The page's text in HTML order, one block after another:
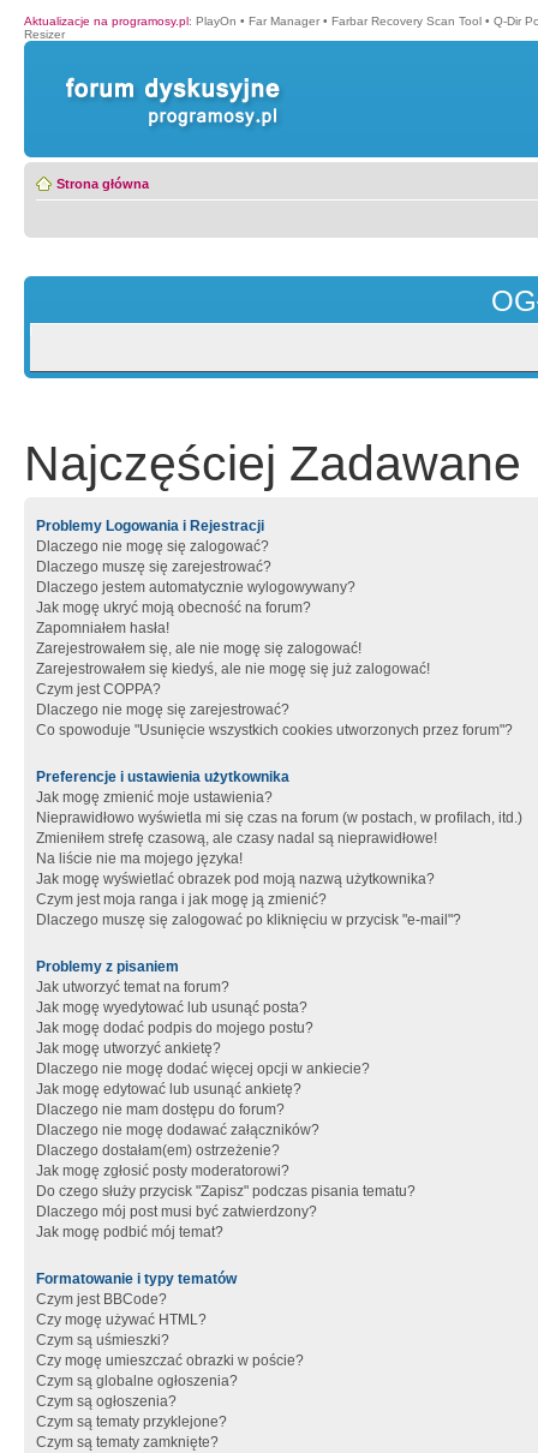
Aktualizacje na programosy.pl: PlayOn • Far Manager • Farbar Recovery Scan Tool • Q-Dir
Resizer
Strona główna
Najczęściej Zadawane
Problemy Logowania i Rejestracji
Dlaczego nie mogę się zalogować?
Dlaczego muszę się zarejestrować?
Dlaczego jestem automatycznie wylogowywany?
Jak mogę ukryć moją obecność na forum?
Zapomniałem hasła!
Zarejestrowałem się, ale nie mogę się zalogować!
Zarejestrowałem się kiedyś, ale nie mogę się już zalogować!
Czym jest COPPA?
Dlaczego nie mogę się zarejestrować?
Co spowoduje "Usunięcie wszystkich cookies utworzonych przez forum"?
Preferencje i ustawienia użytkownika
Jak mogę zmienić moje ustawienia?
Nieprawidłowo wyświetla mi się czas na forum (w postach, w profilach, itd.)
Zmieniłem strefę czasową, ale czasy nadal są nieprawidłowe!
Na liście nie ma mojego języka!
Jak mogę wyświetlać obrazek pod moją nazwą użytkownika?
Czym jest moja ranga i jak mogę ją zmienić?
Dlaczego muszę się zalogować po kliknięciu w przycisk "e-mail"?
Problemy z pisaniem
Jak utworzyć temat na forum?
Jak mogę wyedytować lub usunąć posta?
Jak mogę dodać podpis do mojego postu?
Jak mogę utworzyć ankietę?
Dlaczego nie mogę dodać więcej opcji w ankiecie?
Jak mogę edytować lub usunąć ankietę?
Dlaczego nie mam dostępu do forum?
Dlaczego nie mogę dodawać załączników?
Dlaczego dostałam(em) ostrzeżenie?
Jak mogę zgłosić posty moderatorowi?
Do czego służy przycisk "Zapisz" podczas pisania tematu?
Dlaczego mój post musi być zatwierdzony?
Jak mogę podbić mój temat?
Formatowanie i typy tematów
Czym jest BBCode?
Czy mogę używać HTML?
Czym są uśmieszki?
Czy mogę umieszczać obrazki w poście?
Czym są globalne ogłoszenia?
Czym są ogłoszenia?
Czym są tematy przyklejone?
Czym są tematy zamknięte?